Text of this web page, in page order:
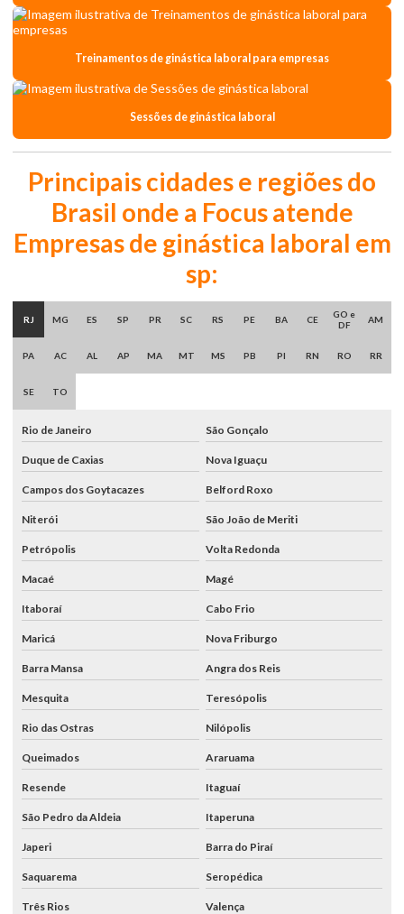
Treinamentos de ginástica laboral para empresas
Sessões de ginástica laboral
Principais cidades e regiões do
Brasil onde a Focus atende
Empresas de ginástica laboral em
sp:
RJ MG ES SP PR SC RS PE BA CE
GO e
DF
AM
PA AC AL AP MA MT MS PB PI RN RO RR
SE TO
Rio de Janeiro São Gonçalo
Duque de Caxias Nova Iguaçu
Campos dos Goytacazes Belford Roxo
Niterói São João de Meriti
Petrópolis Volta Redonda
Macaé Magé
Itaboraí Cabo Frio
Maricá Nova Friburgo
Barra Mansa Angra dos Reis
Mesquita Teresópolis
Rio das Ostras Nilópolis
Queimados Araruama
Resende Itaguaí
São Pedro da Aldeia Itaperuna
Japeri Barra do Piraí
Saquarema Seropédica
Três Rios Valença